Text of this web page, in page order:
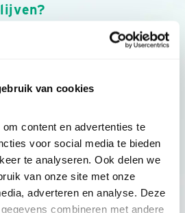
van cookies
content en advertenties te
voor social media te bieden
te analyseren. Ook delen we
van onze site met onze
adverteren en analyse. Deze
combineren met andere
nieuws, inspiratie, acties en tips
van Vogelbescherming.